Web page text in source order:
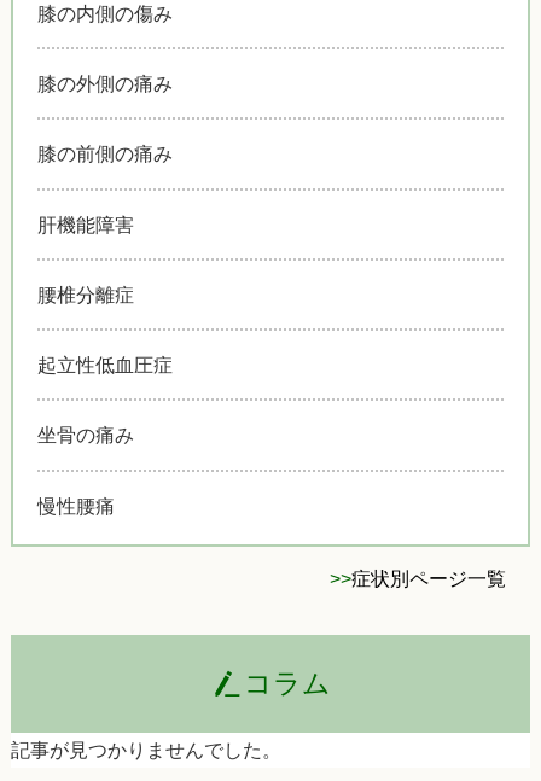
膝の内側の傷み
膝の外側の痛み
膝の前側の痛み
肝機能障害
腰椎分離症
起立性低血圧症
坐骨の痛み
慢性腰痛
>>症状別ページ一覧
コラム
記事が見つかりませんでした。